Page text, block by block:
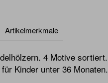
Artikelmerkmale
4 Motive sortiert.
Kinder unter 36 Monaten.